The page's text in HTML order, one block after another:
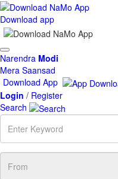
Download app
Toggle
navigation
Narendra Modi
Mera Saansad
Download App
Login / Register
Search
Enter
Keyword
From